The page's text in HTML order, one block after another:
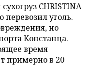
CHRISTINA
уголь.
но
Констанца.
время
примерно в 20